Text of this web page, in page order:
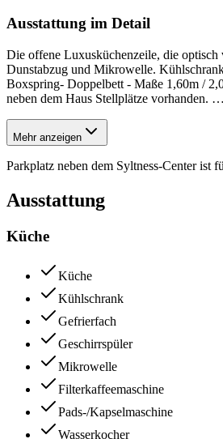
Ausstattung im Detail
Die offene Luxusküchenzeile, die optisch
Dunstabzug und Mikrowelle.
Boxspring- Doppelbett - Maße 1,60m /
neben dem Haus Stellplätze vorhanden. …
Mehr anzeigen
Parkplatz neben dem Syltness-Center ist
Ausstattung
Küche
Küche
Kühlschrank
Gefrierfach
Geschirrspüler
Mikrowelle
Filterkaffeemaschine
Pads-/Kapselmaschine
Wasserkocher